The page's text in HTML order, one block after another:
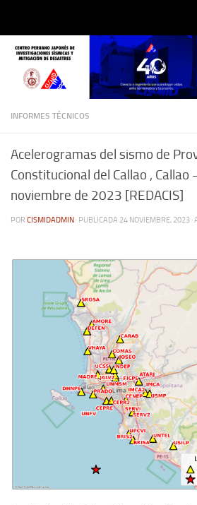
INFORMES TÉCNICOS
Acelerogramas del sismo de
Constitucional del Callao , Callao
noviembre de 2023 [REDACIS]
POR CISMIDADMIN · PUBLICADA 24 NOVIEMBRE, 2023 ·